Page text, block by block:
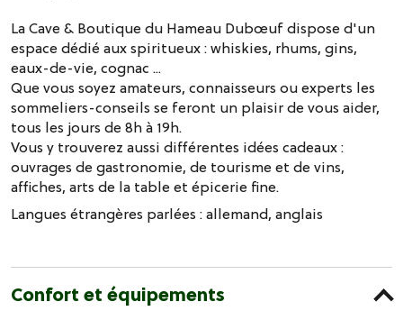
La Cave & Boutique du Hameau Dubœuf dispose d'un
espace dédié aux spiritueux : whiskies, rhums, gins,
eaux-de-vie, cognac ...
Que vous soyez amateurs, connaisseurs ou experts les
sommeliers-conseils se feront un plaisir de vous aider,
tous les jours de 8h à 19h.
Vous y trouverez aussi différentes idées cadeaux :
ouvrages de gastronomie, de tourisme et de vins,
affiches, arts de la table et épicerie fine.
Langues étrangères parlées :allemand anglais
Confort et équipements